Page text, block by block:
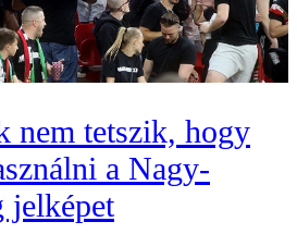
nem tetszik, hogy
a Nagy-
jelképet